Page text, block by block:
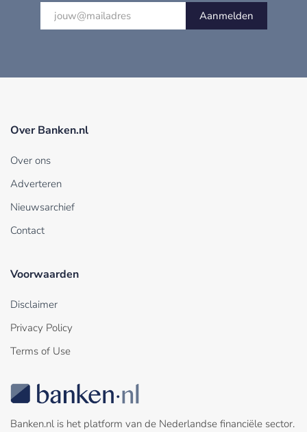
Aanmelden
Over Banken.nl
Over ons
Adverteren
Nieuwsarchief
Contact
Voorwaarden
Disclaimer
Privacy Policy
Terms of Use
Banken.nl is het platform van de Nederlandse financiële sector.